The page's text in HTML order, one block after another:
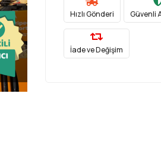
Hızlı Gönderi Güvenli
İade ve Değişim